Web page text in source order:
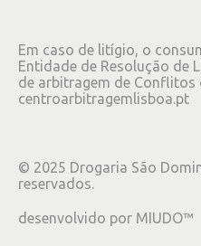
Em caso de litígio, o
Entidade de Resolução de
de arbitragem de Conflitos
centroarbitragemlisboa.pt
© 2025 Drogaria São
reservados.
desenvolvido por MIUDO™